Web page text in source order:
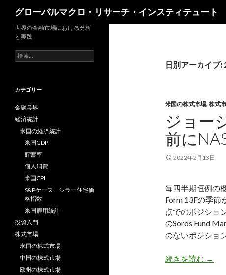
グローバルマクロ・リサーチ・インスティテュート
日別アーカイブ:
米国の株式市場, 株式
ジョー
前に
2022年2月13日
毎四半期恒例の
Form 13Fの季節
点でのポジショ
のSoros Fund
のないポジショ
続きを読む ジョ
→
世界の金融市場における分析
と実践
検
索:
カテゴリー
金融業界
経済統計
米国の経済統計
米国GDP
貯蓄率
個人消費
米国CPI
S&Pケース・シラー住宅価
格指数
米国雇用統計
投資入門
株式市場
米国の株式市場
中国の株式市場
欧州の株式市場